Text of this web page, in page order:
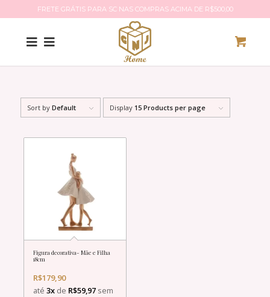
FRETE GRÁTIS PARA SC NAS COMPRAS ACIMA DE R$500,00
Sort by Default Display 15 Products per page
Figura decorativa- Mãe e Filha
18cm
R$179,90
até 3xde R$59,97sem